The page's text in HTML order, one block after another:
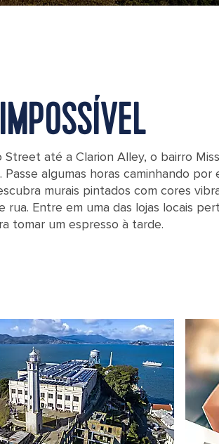
Street até a Clarion Alley, o bairro
algumas horas caminhando por
murais pintados com cores
rua. Entre em uma das lojas locais
tomar um espresso à tarde.